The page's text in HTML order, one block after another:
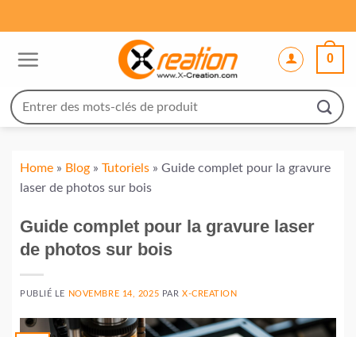
0
Recherche
pour :
Home » Blog » Tutoriels » Guide complet pour la gravure
laser de photos sur bois
Guide complet pour la gravure laser
de photos sur bois
PUBLIÉ LE NOVEMBRE 14, 2025 PAR X-CREATION